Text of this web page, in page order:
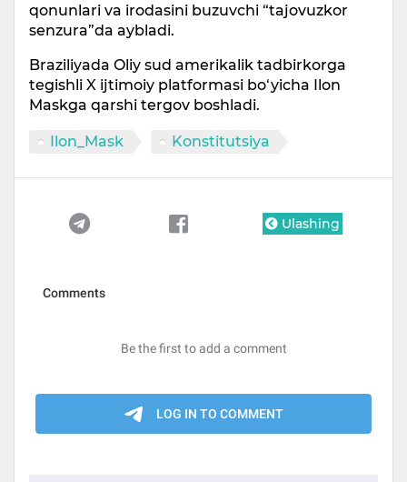
qonunlari va irodasini buzuvchi “tajovuzkor
senzura”da aybladi.
Braziliyada Oliy sud amerikalik tadbirkorga
tegishli X ijtimoiy platformasi bo‘yicha Ilon
Maskga qarshi tergov boshladi.
Ilon_Mask Konstitutsiya
Ulashing